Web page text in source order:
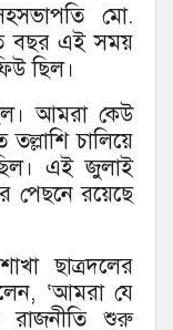
মো.
বছর এই সময়
ছিল।
আমরা কেউ
তল্লাশি চালিয়ে
এই জুলাই
পেছনে রয়েছে
ছাত্রদলের
‘আমরা যে
রাজনীতি শুরু